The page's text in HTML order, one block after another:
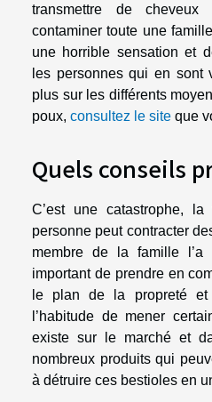
transmettre de
contaminer toute une
une horrible sensation et
les personnes qui en sont
plus sur les différents
poux, consultez le site que
Quels conseils
C’est une catastrophe,
personne peut contracter
membre de la famille
important de prendre en
le plan de la propreté et
l’habitude de mener
existe sur le marché et
nombreux produits qui
à détruire ces bestioles en